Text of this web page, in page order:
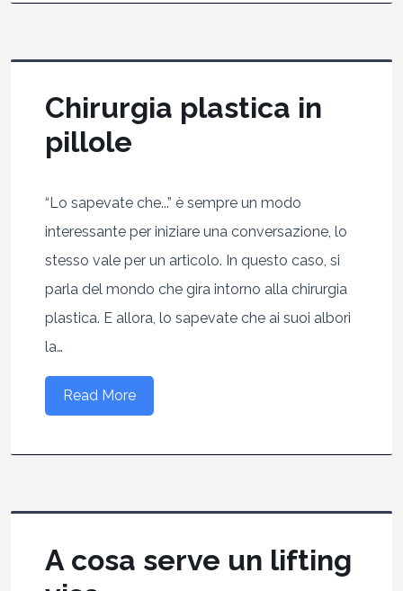
Chirurgia plastica in
pillole
“Lo sapevate che...” è sempre un modo
interessante per iniziare una conversazione, lo
stesso vale per un articolo. In questo caso, si
parla del mondo che gira intorno alla chirurgia
plastica. E allora, lo sapevate che ai suoi albori
la…
Read More
A cosa serve un lifting